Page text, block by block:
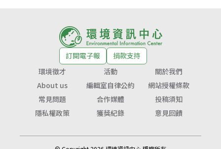
訂閱電子報
捐款支持
環境徵才
活動
關於我們
About us
編輯室自律公約
網站授權條款
常見問題
合作媒體
投稿須知
隱私權政策
獲獎紀錄 意見回饋